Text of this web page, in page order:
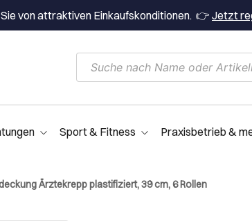
von attraktiven Einkaufskonditionen. 👉 Jetzt
Sport & Fitness Praxisbetrieb &
Ärztekrepp plastifiziert, 39 cm, 6 Rollen